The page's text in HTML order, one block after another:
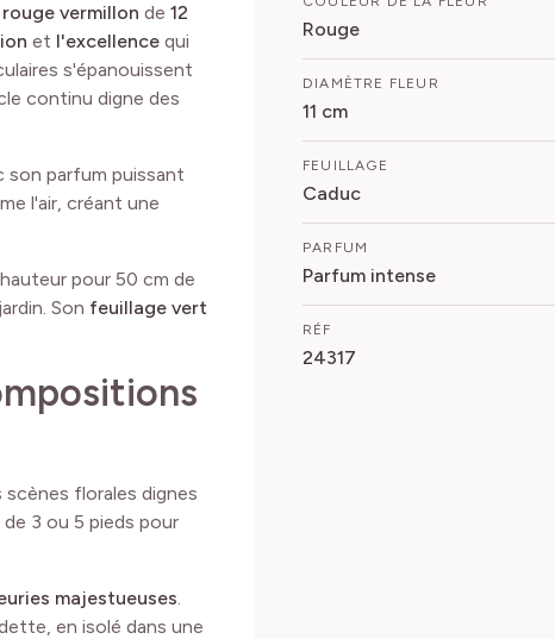
vermillon de 12
et l'excellence qui
s'épanouissent
continu digne des
son parfum puissant
l'air, créant une
pour 50 cm de
Son feuillage vert
scènes florales dignes
3 ou 5 pieds pour
majestueuses.
en isolé dans une
Rouge
DIAMÈTRE FLEUR
11 cm
FEUILLAGE
Caduc
PARFUM
Parfum intense
RÉF
24317